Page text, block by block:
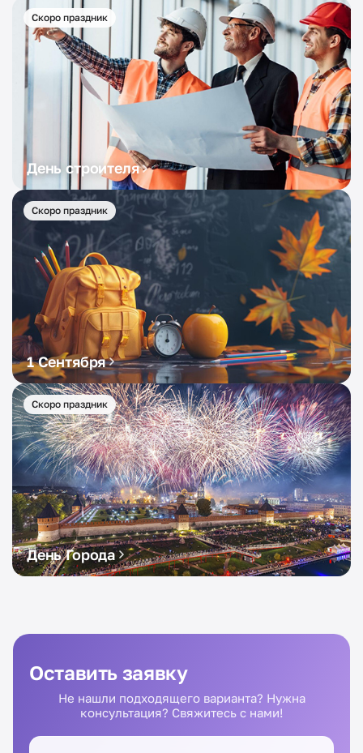
Скоро праздник
День строителя
Скоро праздник
1 Сентября
Скоро праздник
День Города
Оставить заявку
Не нашли подходящего варианта? Нужна
консультация? Свяжитесь с нами!